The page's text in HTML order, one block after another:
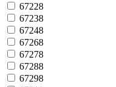
67228
67238
67248
67268
67278
67288
67298